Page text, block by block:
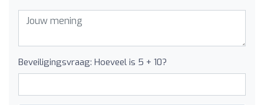
Beveiligingsvraag: Hoeveel is 5 + 10?